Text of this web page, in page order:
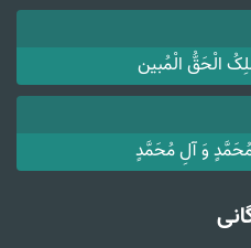
الْحَقُّ الْمُبین
وَ آلِ مُحَمَّدٍ